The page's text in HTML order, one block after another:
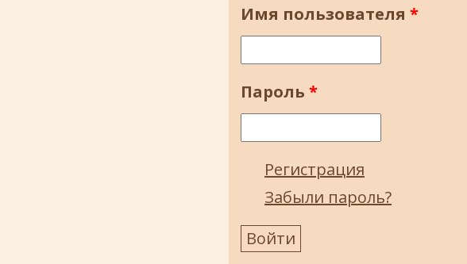
Имя пользователя *
Пароль *
Регистрация
Забыли пароль?